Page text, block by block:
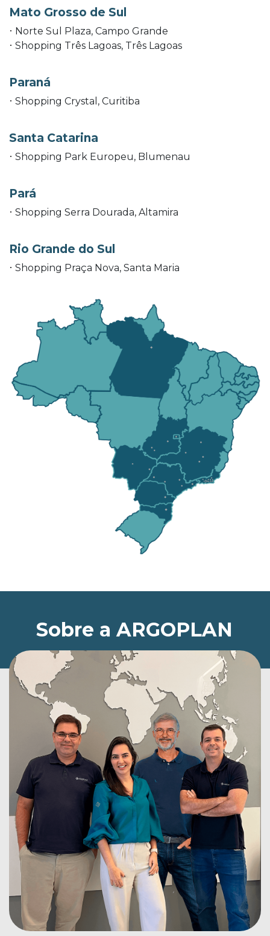
Mato Grosso de Sul
Norte Sul Plaza, Campo Grande
Shopping Três Lagoas, Três Lagoas
Paraná
Shopping Crystal, Curitiba
Santa Catarina
Shopping Park Europeu, Blumenau
Pará
Shopping Serra Dourada, Altamira
Rio Grande do Sul
Shopping Praça Nova, Santa Maria
Sobre a ARGOPLAN